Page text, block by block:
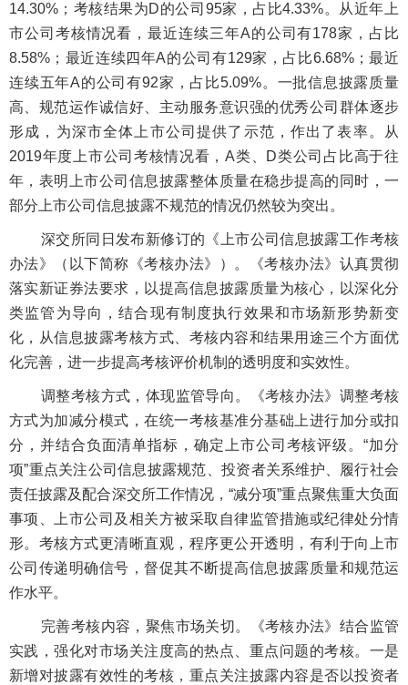
14.30%；考核结果为D的公司95家，占比4.33%。从近年上
市公司考核情况看，最近连续三年A的公司有178家，占比
8.58%；最近连续四年A的公司有129家，占比6.68%；最近
连续五年A的公司有92家，占比5.09%。一批信息披露质量
高、规范运作诚信好、主动服务意识强的优秀公司群体逐步
形成，为深市全体上市公司提供了示范，作出了表率。从
2019年度上市公司考核情况看，A类、D类公司占比高于往
年，表明上市公司信息披露整体质量在稳步提高的同时，一
部分上市公司信息披露不规范的情况仍然较为突出。
深交所同日发布新修订的《上市公司信息披露工作考核
办法》（以下简称《考核办法》）。《考核办法》认真贯彻
落实新证券法要求，以提高信息披露质量为核心，以深化分
类监管为导向，结合现有制度执行效果和市场新形势新变
化，从信息披露考核方式、考核内容和结果用途三个方面优
化完善，进一步提高考核评价机制的透明度和实效性。
调整考核方式，体现监管导向。《考核办法》调整考核
方式为加减分模式，在统一考核基准分基础上进行加分或扣
分，并结合负面清单指标，确定上市公司考核评级。“加分
项”重点关注公司信息披露规范、投资者关系维护、履行社会
责任披露及配合深交所工作情况，“减分项”重点聚焦重大负面
事项、上市公司及相关方被采取自律监管措施或纪律处分情
形。考核方式更清晰直观，程序更公开透明，有利于向上市
公司传递明确信号，督促其不断提高信息披露质量和规范运
作水平。
完善考核内容，聚焦市场关切。《考核办法》结合监管
实践，强化对市场关注度高的热点、重点问题的考核。一是
新增对披露有效性的考核，重点关注披露内容是否以投资者